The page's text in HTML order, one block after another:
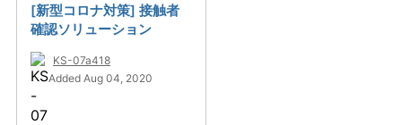
[新型コロナ対策] 接触者
確認ソリューション
KS-07a418
Added Aug 04, 2020